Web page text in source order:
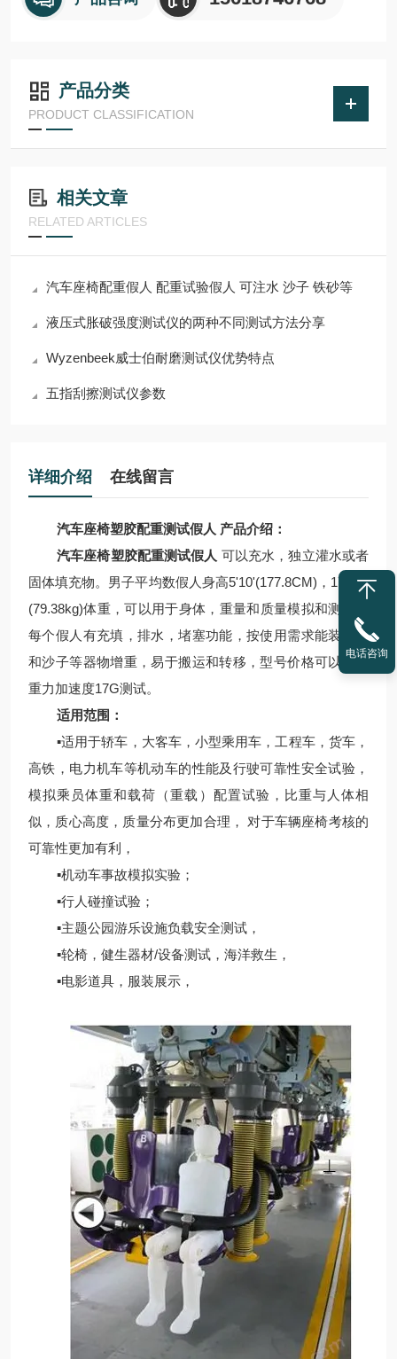
产品分类
PRODUCT CLASSIFICATION
相关文章
RELATED ARTICLES
汽车座椅配重假人 配重试验假人 可注水 沙子 铁砂等
液压式胀破强度测试仪的两种不同测试方法分享
Wyzenbeek威士伯耐磨测试仪优势特点
五指刮擦测试仪参数
详细介绍 在线留言
汽车座椅塑胶配重测试假人 产品介绍：
汽车座椅塑胶配重测试假人 可以充水，独立灌水或者
固体填充物。男子平均数假人身高5'10'(177.8CM)，175 磅
(79.38kg)体重，可以用于身体，重量和质量模拟和测试，
每个假人有充填，排水，堵塞功能，按使用需求能装填水
和沙子等器物增重，易于搬运和转移，型号价格可以通过
重力加速度17G测试。
适用范围：
▪适用于轿车，大客车，小型乘用车，工程车，货车，
高铁，电力机车等机动车的性能及行驶可靠性安全试验，
模拟乘员体重和载荷（重载）配置试验，比重与人体相
似，质心高度，质量分布更加合理， 对于车辆座椅考核的
可靠性更加有利，
▪机动车事故模拟实验；
▪行人碰撞试验；
▪主题公园游乐设施负载安全测试，
▪轮椅，健生器材/设备测试，海洋救生，
▪电影道具，服装展示，
电话咨询